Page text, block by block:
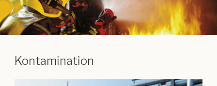
Kontamination